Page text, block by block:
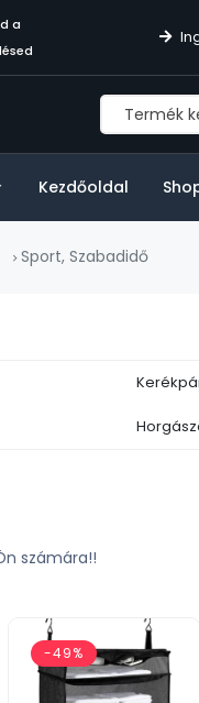
a
Kezdőoldal
Sport, Szabadidő
számára!!
-49%